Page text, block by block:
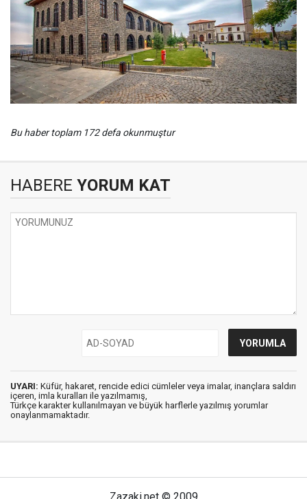
Bu haber toplam 172 defa okunmuştur
HABERE YORUM KAT
UYARI: Küfür, hakaret, rencide edici cümleler veya imalar, inançlara saldırı
içeren, imla kuralları ile yazılmamış,
Türkçe karakter kullanılmayan ve büyük harflerle yazılmış yorumlar
onaylanmamaktadır.